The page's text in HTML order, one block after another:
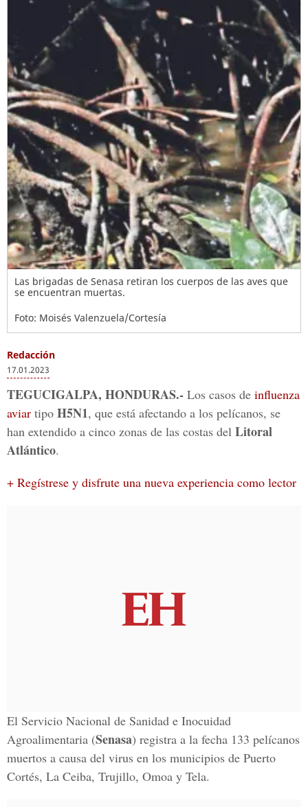
Las brigadas de Senasa retiran los cuerpos de las aves que
se encuentran muertas.
Foto: Moisés Valenzuela/Cortesía
Redacción
17.01.2023
TEGUCIGALPA, HONDURAS.- Los casos de influenza
aviar tipo H5N1, que está afectando a los pelícanos, se
han extendido a cinco zonas de las costas del Litoral
Atlántico.
+ Regístrese y disfrute una nueva experiencia como lector
El Servicio Nacional de Sanidad e Inocuidad
Agroalimentaria (Senasa) registra a la fecha 133 pelícanos
muertos a causa del virus en los municipios de Puerto
Cortés, La Ceiba, Trujillo, Omoa y Tela.